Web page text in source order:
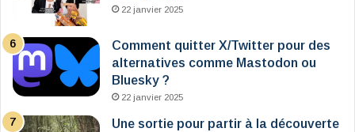
22 janvier 2025
Comment quitter X/Twitter pour des
alternatives comme Mastodon ou
Bluesky ?
22 janvier 2025
Une sortie pour partir à la découverte